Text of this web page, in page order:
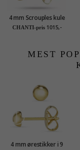
4 mm Scrouples kule
øredobber i 8 karat
CHANTI-pris 1015,-
MEST
4 mm ørestikker i 9